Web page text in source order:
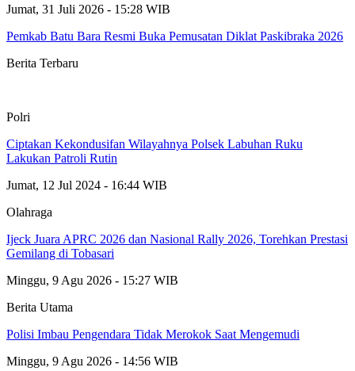
Jumat, 31 Juli 2026 - 15:28 WIB
Pemkab Batu Bara Resmi Buka Pemusatan Diklat Paskibraka 2026
Berita Terbaru
Polri
Ciptakan Kekondusifan Wilayahnya Polsek Labuhan Ruku
Lakukan Patroli Rutin
Jumat, 12 Jul 2024 - 16:44 WIB
Olahraga
Ijeck Juara APRC 2026 dan Nasional Rally 2026, Torehkan Prestasi
Gemilang di Tobasari
Minggu, 9 Agu 2026 - 15:27 WIB
Berita Utama
Polisi Imbau Pengendara Tidak Merokok Saat Mengemudi
Minggu, 9 Agu 2026 - 14:56 WIB